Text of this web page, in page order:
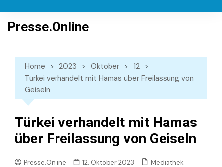
content
Presse.Online
Home 2023 Oktober
12
Türkei verhandelt mit Hamas über Freilassung von
Geiseln
Türkei verhandelt mit Hamas
über Freilassung von Geiseln
Presse.Online 12. Oktober 2023 Mediathek